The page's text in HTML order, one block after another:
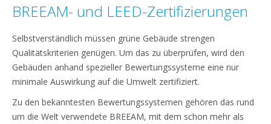
BREEAM- und LEED-Zertifizierungen
Selbstverständlich müssen grüne Gebäude strengen
Qualitätskriterien genügen. Um das zu überprüfen, wird den
Gebäuden anhand spezieller Bewertungssysteme eine nur
minimale Auswirkung auf die Umwelt zertifiziert.
Zu den bekanntesten Bewertungssystemen gehören das rund
um die Welt verwendete BREEAM, mit dem schon mehr als